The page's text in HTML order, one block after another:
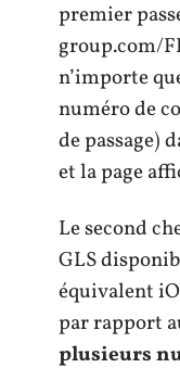
premier
group.com/
n’importe
numéro de
de passage)
et la page
Le second
GLS
équivalent
par rapport
plusieurs